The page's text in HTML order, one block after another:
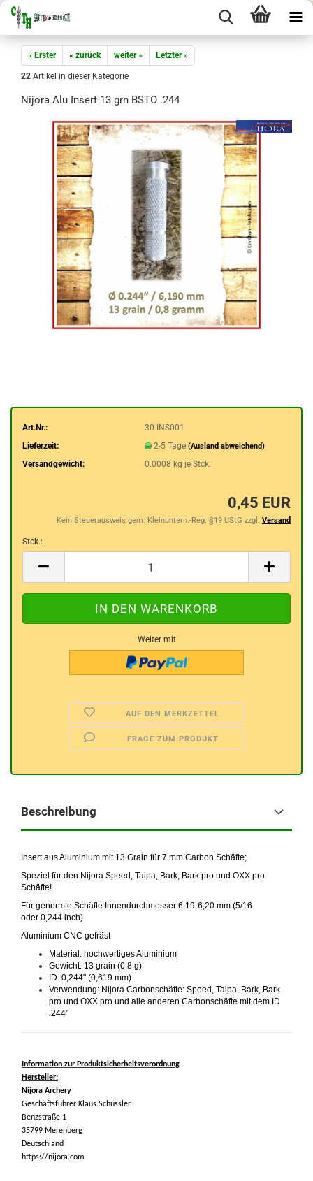
« Erster « zurück weiter » Letzter »
22 Artikel in dieser Kategorie
Nijora Alu Insert 13 grn BSTO .244
Art.Nr.:
30-INS001
Lieferzeit:
2-5 Tage (Ausland abweichend)
Versandgewicht: 0.0008 kg je Stck.
0,45 EUR
Kein Steuerausweis gem. Kleinuntern.-Reg. §19 UStG zzgl. Versand
Stck.:
Weiter mit
AUF DEN MERKZETTEL
FRAGE ZUM PRODUKT
Beschreibung
Insert aus Aluminium mit 13 Grain für 7 mm Carbon Schäfte;
Speziel für den Nijora Speed, Taipa, Bark, Bark pro und OXX pro
Schäfte!
Für genormte Schäfte Innendurchmesser 6,19-6,20 mm (5/16
oder 0,244 inch)
Aluminium CNC gefräst
Material: hochwertiges Aluminium
Gewicht: 13 grain (0,8 g)
ID: 0,244" (0,619 mm)
Verwendung: Nijora Carbonschäfte: Speed, Taipa, Bark, Bark
pro und OXX pro und alle anderen Carbonschäfte mit dem ID
.244"
Information zur Produktsicherheitsverordnung
Hersteller:
Nijora Archery
Geschäftsführer Klaus Schüssler
Benzstraße 1
35799 Merenberg
Deutschland
https://nijora.com